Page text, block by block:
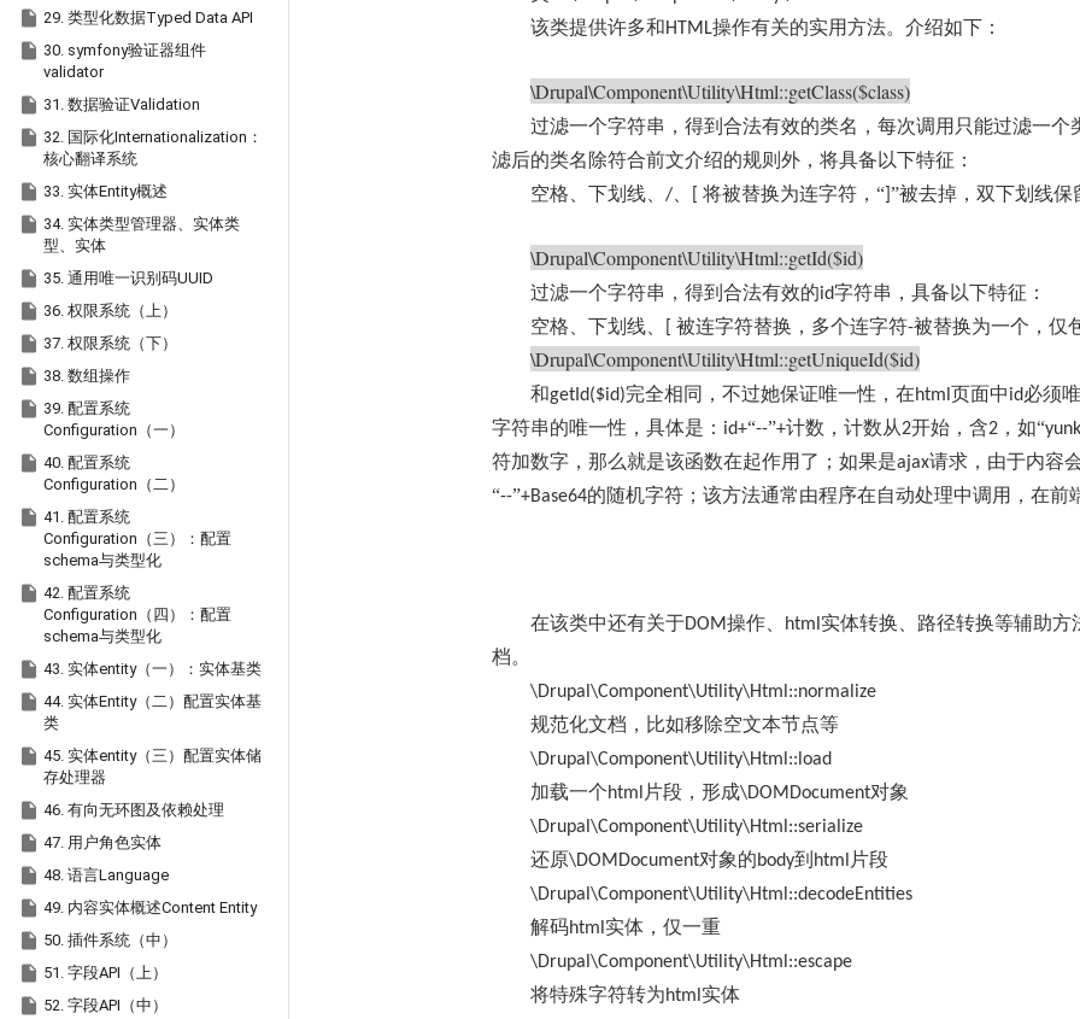
 29. 类型化数据Typed Data API
 30. symfony验证器组件
validator
 31. 数据验证Validation
 32. 国际化Internationalization：
核心翻译系统
 33. 实体Entity概述
 34. 实体类型管理器、实体类
型、实体
 35. 通用唯一识别码UUID
 36. 权限系统（上）
 37. 权限系统（下）
 38. 数组操作
 39. 配置系统
Configuration（一）
 40. 配置系统
Configuration（二）
 41. 配置系统
Configuration（三）：配置
schema与类型化
 42. 配置系统
Configuration（四）：配置
schema与类型化
 43. 实体entity（一）：实体基类
 44. 实体Entity（二）配置实体基
类
 45. 实体entity（三）配置实体储
存处理器
 46. 有向无环图及依赖处理
 47. 用户角色实体
 48. 语言Language
 49. 内容实体概述Content Entity
 50. 插件系统（中）
 51. 字段API（上）
 52. 字段API（中）
该类提供许多和HTML操作有关的实用方法。介绍如下：
\Drupal\Component\Utility\Html::getClass($class)
过滤一个字符串， 得到合法有效的类名，每次调用只能过滤一
滤后的类名除符合前文介绍的规则外，将具备以下特征：
空格、下划线、 / 将被替换为连字符，“ ”被去掉，双下划线
\Drupal\Component\Utility\Html::getId($id)
过滤一个字符串，得到合法有效的id字符串，具备以下特征：
空格、下划线、
被连字符替换，多个连字符-被替换为一个，仅
\Drupal\Component\Utility\Html::getUniqueId($id)
和getId($id)完全相同，不过她保证唯一性，在html 页面中id必须
字符串的唯一性，具体是： id+“--”+计数 ，计数从2开始，含2 ，如“
符加数字，那么就是该函数在起作用了；如果是ajax请求，由于内容
“--”+Base64的随机字符；该方法通常由程序在自动处理中调用，在前
在该类中还有关于DOM操作、 html 实体转换、路径转换等辅助
档。
\Drupal\Component\Utility\Html::normalize
规范化文档，比如移除空文本节点等
\Drupal\Component\Utility\Html::load
加载一个html 片段，形成\DOMDocument对象
\Drupal\Component\Utility\Html::serialize
还原\DOMDocument对象的body到 html 片段
\Drupal\Component\Utility\Html::decodeEntities
解码html 实体，仅一重
\Drupal\Component\Utility\Html::escape
将特殊字符转为html 实体